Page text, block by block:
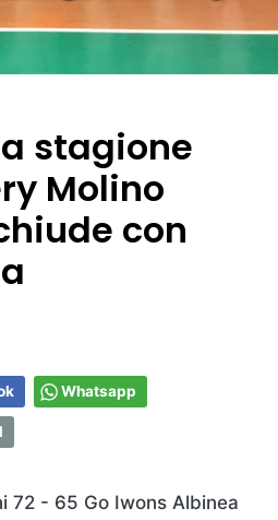
stagione
Molino
con
Whatsapp
72 - 65 Go Iwons Albinea